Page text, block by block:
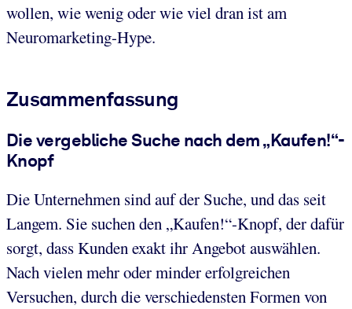
wollen, wie wenig oder wie viel dran ist am
Neuromarketing-Hype.
Zusammenfassung
Die vergebliche Suche nach dem „Kaufen!“-
Knopf
Die Unternehmen sind auf der Suche, und das seit
Langem. Sie suchen den „Kaufen!“-Knopf, der dafür
sorgt, dass Kunden exakt ihr Angebot auswählen.
Nach vielen mehr oder minder erfolgreichen
Versuchen, durch die verschiedensten Formen von